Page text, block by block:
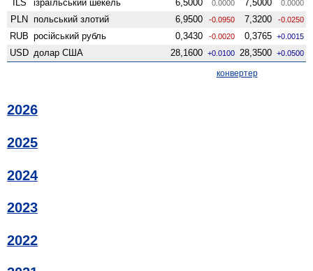
ILS ізраїльський шекель 6,5000 0.0000 7,5000 0.0000
PLN польський злотий 6,9500 -0.0950 7,3200 -0.0250
RUB російський рубль 0,3430 -0.0020 0,3765 +0.0015
USD долар США 28,1600 +0.0100 28,3500 +0.0500
конвертер
2026
2025
2024
2023
2022